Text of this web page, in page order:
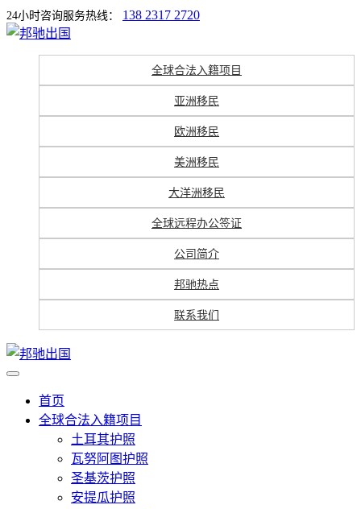
24小时咨询服务热线： 138 2317 2720
全球合法入籍项目
亚洲移民
欧洲移民
美洲移民
大洋洲移民
全球远程办公签证
公司简介
邦驰热点
联系我们
首页
全球合法入籍项目
土耳其护照
瓦努阿图护照
圣基茨护照
安提瓜护照